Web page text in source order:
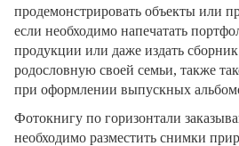
продемонстрировать объекты или
если необходимо напечатать
продукции или даже издать
родословную своей семьи, также
при оформлении выпускных
Фотокнигу по горизонтали
необходимо разместить снимки